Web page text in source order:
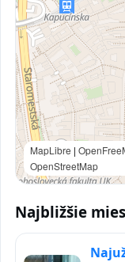
MapLibre |
OpenStreetMap
Najbližšie